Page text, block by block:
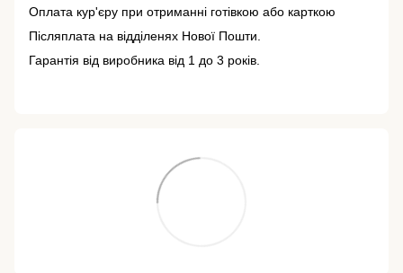
Оплата кур'єру при отриманні готівкою або карткою
Післяплата на відділенях Нової Пошти.
Гарантія від виробника від 1 до 3 років.